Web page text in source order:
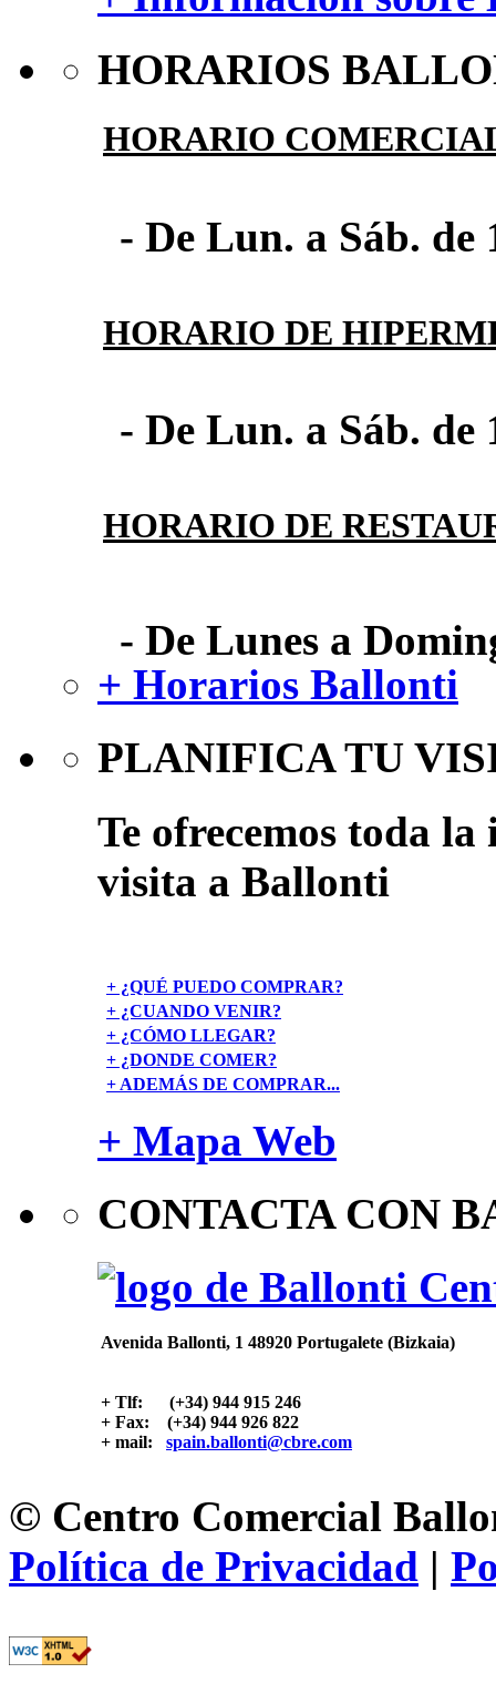
HORARIOS
HORARIO
- De Lun. a Sáb. de
HORARIO DE
- De Lun. a Sáb. de
HORARIO DE
- De Lunes a
+ Horarios Ballonti
PLANIFICA TU
Te ofrecemos toda
visita a Ballonti
+ ¿QUÉ PUEDO COMPRAR?
+ ¿CUANDO VENIR?
+ ¿CÓMO LLEGAR?
+ ¿DONDE COMER?
+ ADEMÁS DE COMPRAR...
+ Mapa Web
CONTACTA CON
Avenida Ballonti, 1 48920 Portugalete (Bizkaia)
+ Tlf: (+34) 944 915 246
+ Fax: (+34) 944 926 822
+ mail: spain.ballonti@cbre.com
© Centro Comercial
Política de Privacidad |